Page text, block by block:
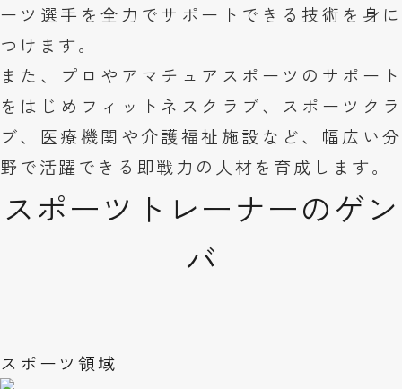
ーツ選手を全力でサポートできる技術を身に
つけます。
また、プロやアマチュアスポーツのサポート
をはじめフィットネスクラブ、スポーツクラ
ブ、医療機関や介護福祉施設など、幅広い分
野で活躍できる即戦力の人材を育成します。
スポーツトレーナーのゲン
バ
スポーツ領域